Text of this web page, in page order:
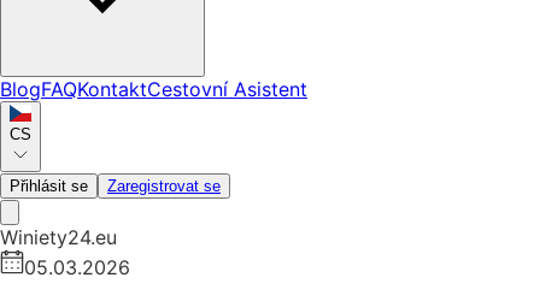
BlogFAQKontaktCestovní Asistent
CS
Přihlásit se Zaregistrovat se
Winiety24.eu
05.03.2026